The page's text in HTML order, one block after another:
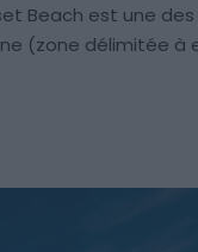
Beach est une
(zone délimitée à